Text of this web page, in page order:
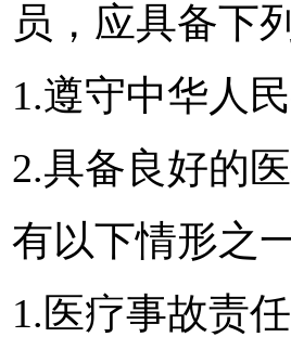
员，应具备下
1.遵守中华人
2.具备良好的
有以下情形之
1.医疗事故责